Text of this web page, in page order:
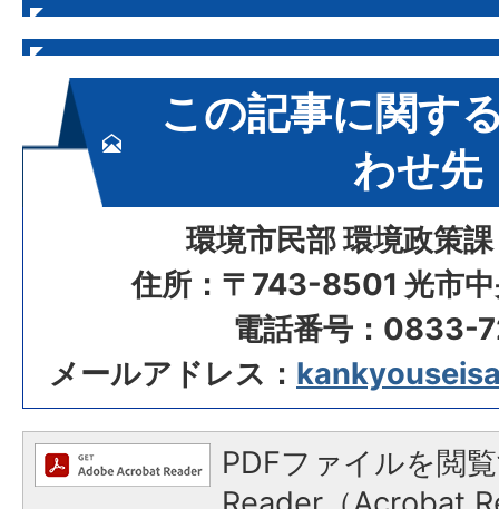
この記事に関す
わせ先
環境市民部 環境政策
住所：〒743-8501 光市中
電話番号：0833-
メールアドレス：
PDFファイルを閲